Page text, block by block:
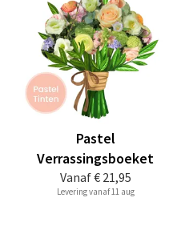
Vanaf€ 21,95
Pastel
Verrassingsboeket
Levering vanaf 11 aug